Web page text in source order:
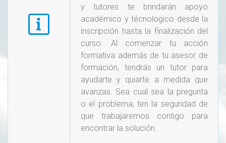
y tutores te brindarán apoyo
académico y técnologico desde la
inscripción hasta la finalización del
curso. Al comenzar tu acción
formativa además de tu asesor de
formación, tendrás un tutor para
ayudarte y quiarte a medida que
avanzas. Sea cual sea la pregunta
o el problema, ten la seguridad de
que trabajaremos contigo para
encontrar la solución.